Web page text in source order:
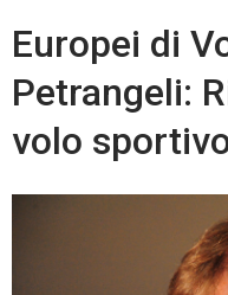
Europei di
Petrangeli:
volo